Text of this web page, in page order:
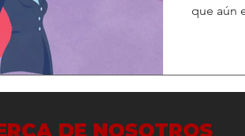
que aún
DE NOSOTROS